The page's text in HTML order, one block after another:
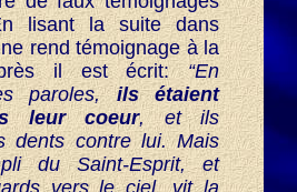
lisant la suite dans
rend témoignage à la
il est écrit:“En
paroles,ils étaient
leur coeur, et ils
dents contre lui. Mais
du Saint-Esprit, et